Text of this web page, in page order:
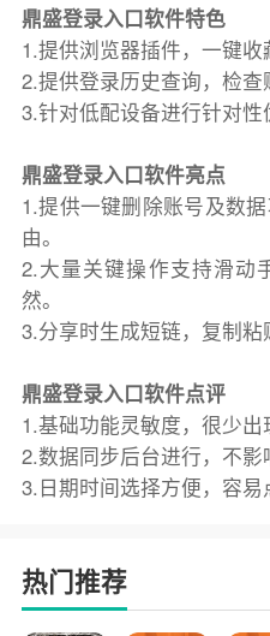
鼎盛登录入口软件特色
1.提供浏览器插件，一键收
2.提供登录历史查询，检查
3.针对低配设备进行针对性
鼎盛登录入口软件亮点
1.提供一键删除账号及数
由。
2.大量关键操作支持滑动
然。
3.分享时生成短链，复制粘
鼎盛登录入口软件点评
1.基础功能灵敏度，很少出
2.数据同步后台进行，不影
3.日期时间选择方便，容易
热门推荐